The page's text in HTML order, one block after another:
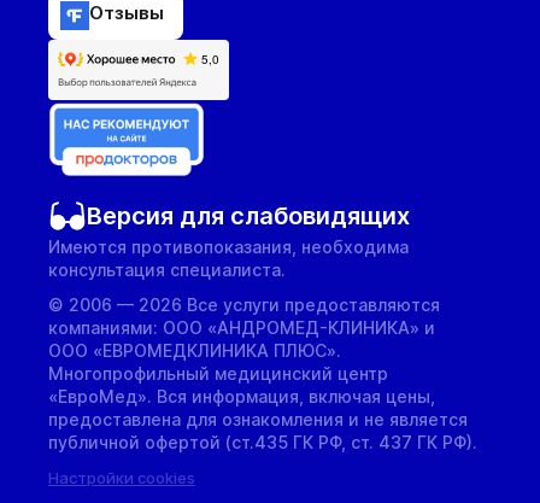
Отзывы
Версия для слабовидящих
Имеются противопоказания, необходима
консультация специалиста.
© 2006 — 2026 Все услуги предоставляются
компаниями: ООО «АНДРОМЕД-КЛИНИКА» и
ООО «ЕВРОМЕДКЛИНИКА ПЛЮС».
Многопрофильный медицинский центр
«ЕвроМед». Вся информация, включая цены,
предоставлена для ознакомления и не является
публичной офертой (ст.435 ГК РФ, cт. 437 ГК РФ).
Настройки cookies